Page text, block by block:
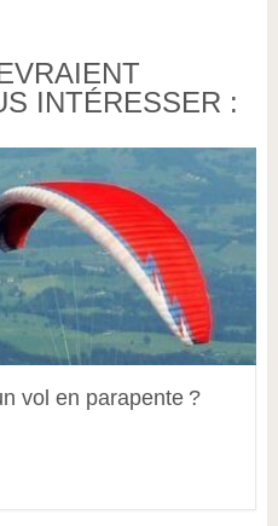
INTÉRESSER :
vol en parapente ?